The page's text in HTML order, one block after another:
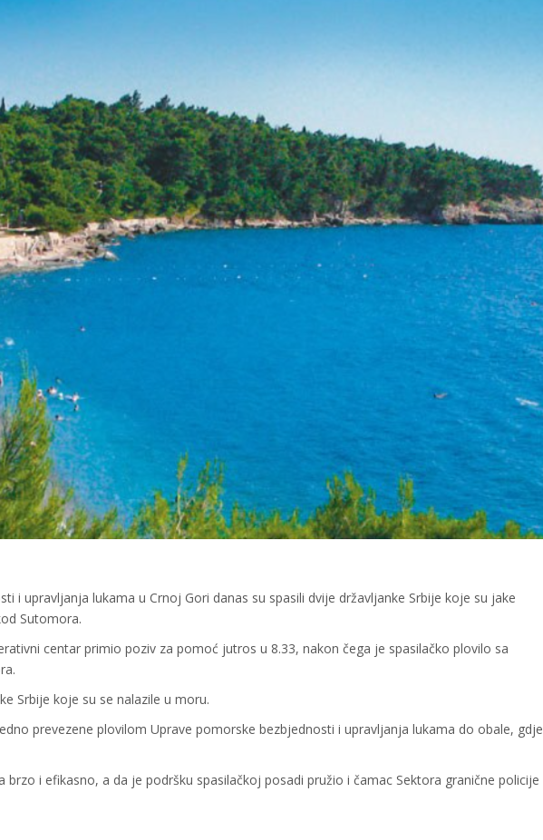
i upravljanja lukama u Crnoj Gori danas su spasili dvije državljanke Srbije koje su jake
Sutomora.
centar primio poziv za pomoć jutros u 8.33, nakon čega je spasilačko plovilo sa
Srbije koje su se nalazile u moru.
prevezene plovilom Uprave pomorske bezbjednosti i upravljanja lukama do obale, gdje
brzo i efikasno, a da je podršku spasilačkoj posadi pružio i čamac Sektora granične policije